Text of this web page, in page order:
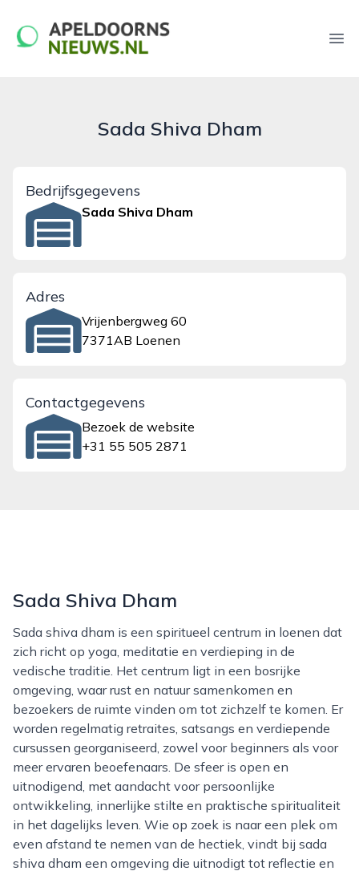
apeldoornsnieuws.nl
Sada Shiva Dham
Bedrijfsgegevens
Sada Shiva Dham
Adres
Vrijenbergweg 60
7371AB Loenen
Contactgegevens
Bezoek de website
+31 55 505 2871
Sada Shiva Dham
Sada shiva dham is een spiritueel centrum in loenen dat
zich richt op yoga, meditatie en verdieping in de
vedische traditie. Het centrum ligt in een bosrijke
omgeving, waar rust en natuur samenkomen en
bezoekers de ruimte vinden om tot zichzelf te komen. Er
worden regelmatig retraites, satsangs en verdiepende
cursussen georganiseerd, zowel voor beginners als voor
meer ervaren beoefenaars. De sfeer is open en
uitnodigend, met aandacht voor persoonlijke
ontwikkeling, innerlijke stilte en praktische spiritualiteit
in het dagelijks leven. Wie op zoek is naar een plek om
even afstand te nemen van de hectiek, vindt bij sada
shiva dham een omgeving die uitnodigt tot reflectie en